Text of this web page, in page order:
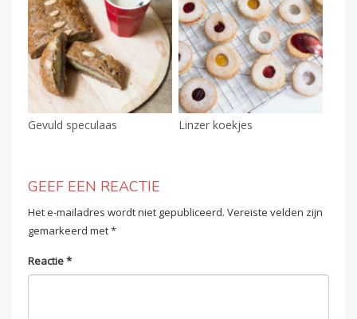
Gevuld speculaas Linzer koekjes
GEEF EEN REACTIE
Het e-mailadres wordt niet gepubliceerd. Vereiste velden zijn
gemarkeerd met*
Reactie*